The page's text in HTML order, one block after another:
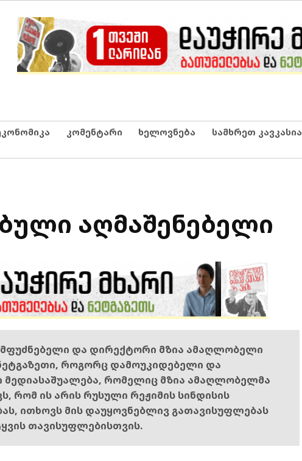
კომენტარი ხელოვნება სამხრეთ კავკასია
აღმაშენებელი
და დირექტორი მზია ამაღლობელი
როგორც დამოუკიდებელი და
მედიასაშუალება, რომელიც მზია ამაღლობელმა
რომ ის არის რუსული რეჟიმის სინდისის
ითხოვს მის დაუყოვნებლივ გათავისუფლებას
თავისუფლებისთვის.